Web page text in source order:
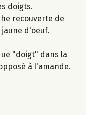
doigts.
recouverte de
d'oeuf.
"doigt" dans la
à l'amande.